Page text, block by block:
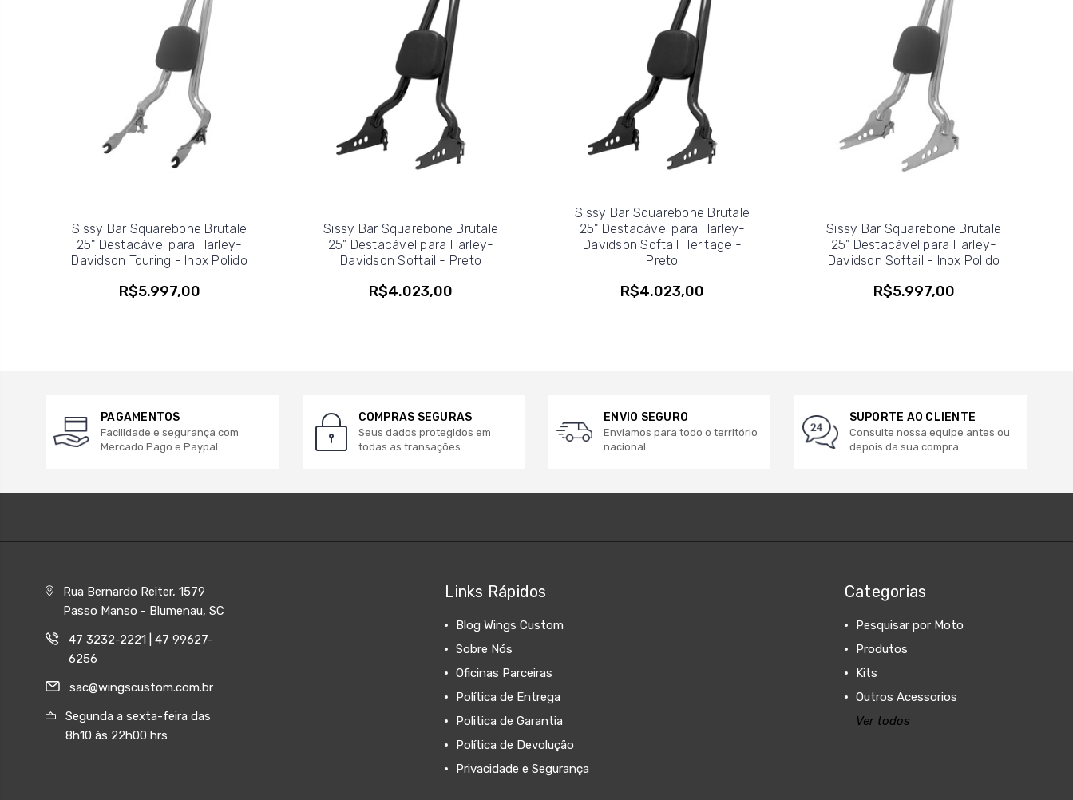
Sissy Bar Squarebone Brutale
25" Destacável para Harley-
Davidson Touring - Inox Polido
R$5.997,00
Sissy Bar Squarebone Brutale
25" Destacável para Harley-
Davidson Softail - Preto
R$4.023,00
Sissy Bar Squarebone Brutale
25" Destacável para Harley-
Davidson Softail Heritage -
Preto
R$4.023,00
Sissy Bar Squarebone Brutale
25" Destacável para Harley-
Davidson Softail - Inox Polido
R$5.997,00
PAGAMENTOS
Facilidade e segurança com
Mercado Pago e Paypal
COMPRAS SEGURAS
Seus dados protegidos em
todas as transações
ENVIO SEGURO
Enviamos para todo o território
nacional
SUPORTE AO CLIENTE
Consulte nossa equipe antes ou
depois da sua compra
Rua Bernardo Reiter, 1579
Passo Manso - Blumenau, SC
47 3232-2221 | 47 99627-
6256
sac@wingscustom.com.br
Segunda a sexta-feira das
8h10 às 22h00 hrs
Links Rápidos
Blog Wings Custom
Sobre Nós
Oficinas Parceiras
Política de Entrega
Politica de Garantia
Política de Devolução
Privacidade e Segurança
Categorias
Pesquisar por Moto
Produtos
Kits
Outros Acessorios
Ver todos